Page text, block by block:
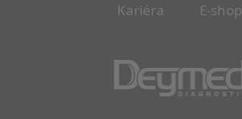
Kariéra
E-shop